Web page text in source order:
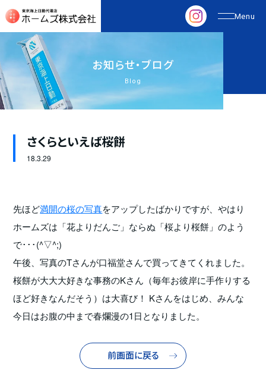
お知らせ・ブログ
Blog
さくらといえば桜餅
18.3.29
先ほど満開の桜の写真をアップしたばかりですが、やはり
ホームズは「花よりだんご」ならぬ「桜より桜餅」のよう
で･･･(^▽^;)
午後、写真のTさんが口福堂さんで買ってきてくれました。
桜餅が大大大好きな事務のKさん（毎年お彼岸に手作りする
ほど好きなんだそう）は大喜び！ Kさんをはじめ、みんな
今日はお腹の中まで春爛漫の1日となりました。
前画面に戻る